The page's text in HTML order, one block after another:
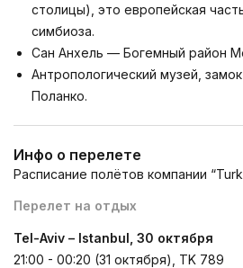
столицы), это европейская
симбиоза.
Сан Анхель — Богемный район
Антропологический музей,
Поланко.
Инфо о перелете
Расписание полётов компании
Перелет на отдых
Tel-Aviv – Istanbul, 30 октября
21:00 - 00:20 (31 октября), TK 789